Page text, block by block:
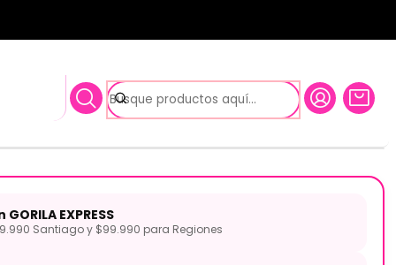
Classic Series 14 Pulgadas
EXPRESS
Santiago y $99.990 para Regiones